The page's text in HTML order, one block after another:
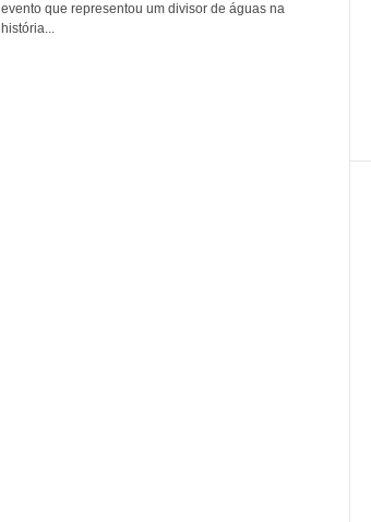
evento que representou um divisor de águas na
história...